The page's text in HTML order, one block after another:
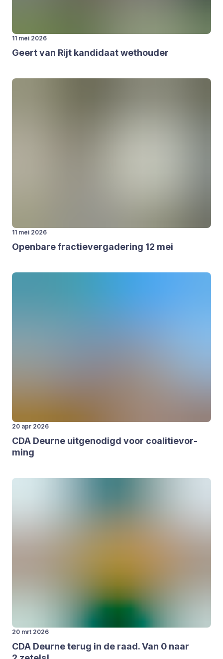
11 mei 2026
Geert van Rijt kan­di­daat wet­hou­der
11 mei 2026
Open­ba­re frac­tie­ver­ga­de­ring 12 mei
20 apr 2026
CDA Deur­ne uit­ge­no­digd voor coa­li­tie­vor­
ming
20 mrt 2026
CDA Deur­ne terug in de raad. Van 0 naar